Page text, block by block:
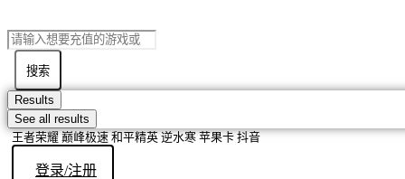
搜索
Results
See all results
王者荣耀 巅峰极速 和平精英 逆水寒 苹果卡 抖音
登录/注册